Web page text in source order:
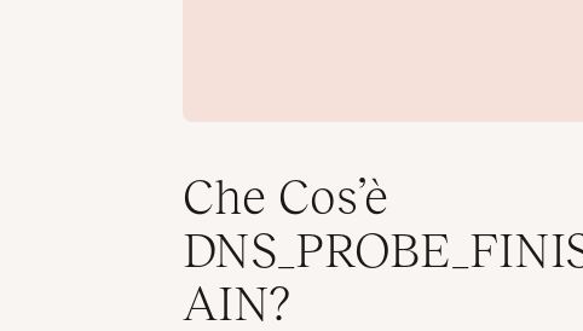
Che Cos’è
AIN?